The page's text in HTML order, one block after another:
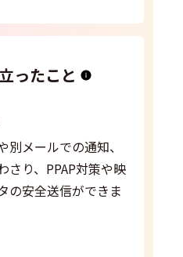
ったこと
メールでの通知、
さり、PPAP対策や映
の安全送信ができま